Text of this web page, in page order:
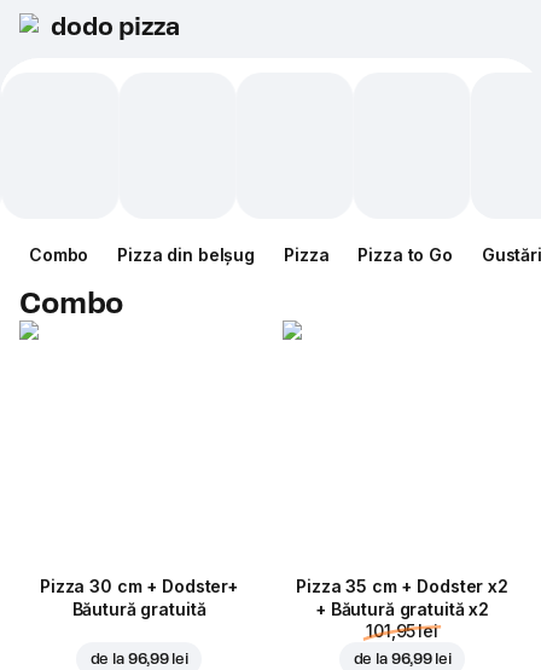
dodo pizza
Combo Pizza din belșug Pizza Pizza to Go Gustări
Combo
Pizza 30 cm + Dodster+
Băutură gratuită
de la 96,99 lei
Pizza 35 cm + Dodster x2
+ Băutură gratuită x2
101,95 lei
de la 96,99 lei